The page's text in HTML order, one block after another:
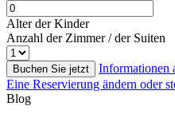
Alter der Kinder
Anzahl der Zimmer / der Suiten
Buchen Sie jetzt
Informationen
Eine Reservierung ändern oder
Blog